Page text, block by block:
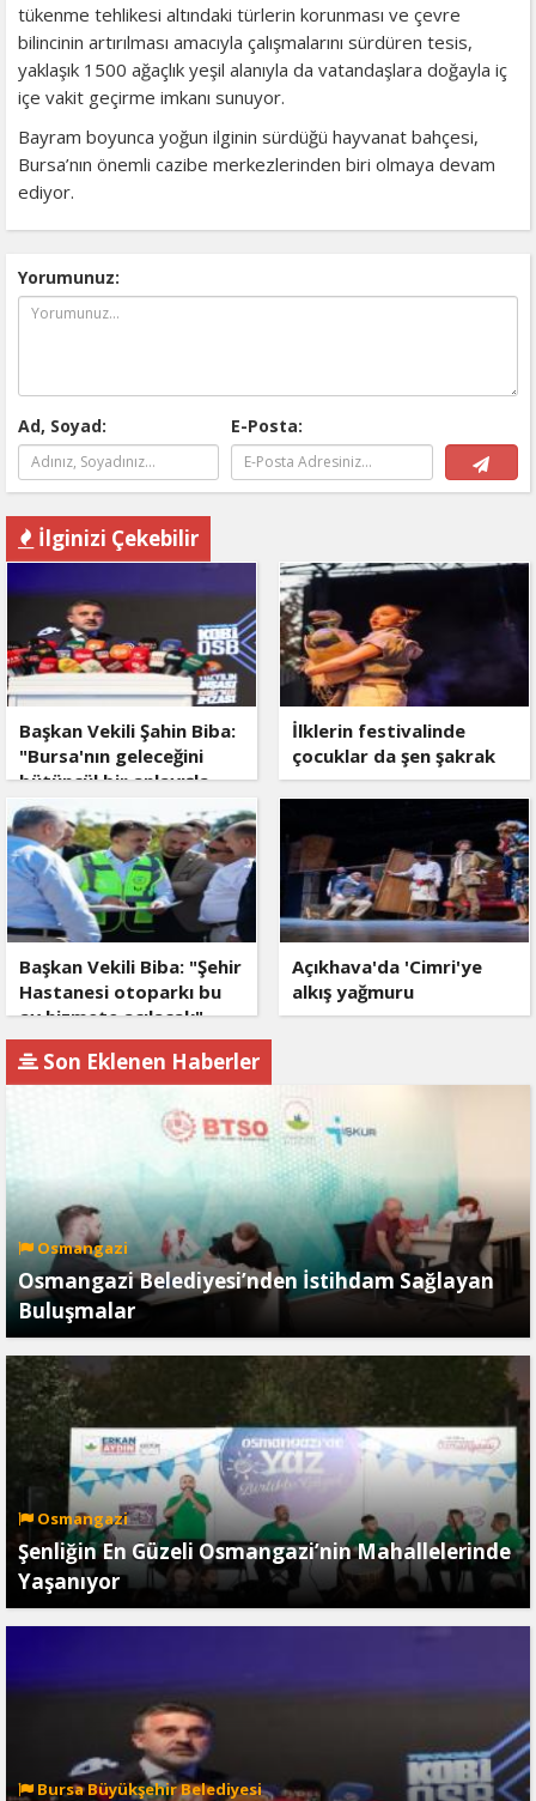
tükenme tehlikesi altındaki türlerin korunması ve çevre
bilincinin artırılması amacıyla çalışmalarını sürdüren tesis,
yaklaşık 1500 ağaçlık yeşil alanıyla da vatandaşlara doğayla iç
içe vakit geçirme imkanı sunuyor.
Bayram boyunca yoğun ilginin sürdüğü hayvanat bahçesi,
Bursa’nın önemli cazibe merkezlerinden biri olmaya devam
ediyor.
Yorumunuz:
Ad, Soyad: E-Posta:
İlginizi Çekebilir
Başkan Vekili Şahin Biba:
"Bursa'nın geleceğini
bütüncül bir anlayışla
planlıyoruz"
İlklerin festivalinde
çocuklar da şen şakrak
Başkan Vekili Biba: "Şehir
Hastanesi otoparkı bu
ay hizmete açılacak"
Açıkhava'da 'Cimri'ye
alkış yağmuru
Son Eklenen Haberler
Osmangazi
Osmangazi Belediyesi’nden İstihdam Sağlayan
Buluşmalar
Osmangazi
Şenliğin En Güzeli Osmangazi’nin Mahallelerinde
Yaşanıyor
Bursa Büyükşehir Belediyesi